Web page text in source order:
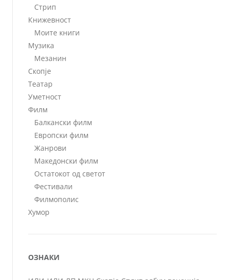
Стрип
Книжевност
Моите книги
Музика
Мезанин
Скопје
Театар
Уметност
Филм
Балкански филм
Европски филм
Жанрови
Македонски филм
Остатокот од светот
Фестивали
Филмополис
Хумор
ОЗНАКИ